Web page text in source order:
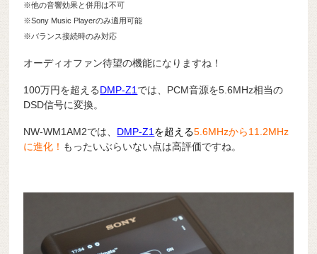
※他の音響効果と併用は不可
※Sony Music Playerのみ適用可能
※バランス接続時のみ対応
オーディオファン待望の機能になりますね！
100万円を超えるDMP-Z1 では、PCM音源を5.6MHz相当の
DSD信号に変換。
NW-WM1AM2では、 DMP-Z1 を超える5.6MHzから11.2MHz
に進化！ もったいぶらいない点は高評価ですね。